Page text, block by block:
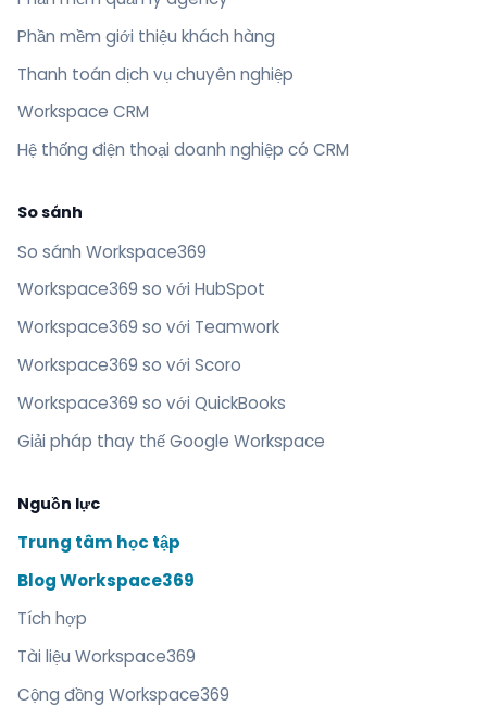
Phần mềm giới thiệu khách hàng
Thanh toán dịch vụ chuyên nghiệp
Workspace CRM
Hệ thống điện thoại doanh nghiệp có CRM
So sánh
So sánh Workspace369
Workspace369 so với HubSpot
Workspace369 so với Teamwork
Workspace369 so với Scoro
Workspace369 so với QuickBooks
Giải pháp thay thế Google Workspace
Nguồn lực
Trung tâm học tập
Blog Workspace369
Tích hợp
Tài liệu Workspace369
Cộng đồng Workspace369